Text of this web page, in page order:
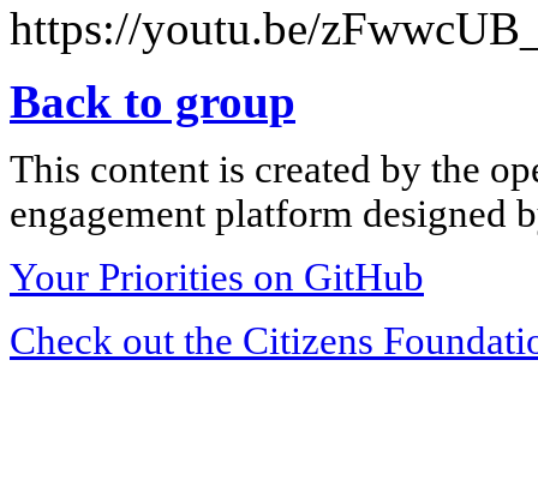
https://youtu.be/
Back to group
This content is created by the
engagement platform designed
Your Priorities on GitHub
Check out the Citizens